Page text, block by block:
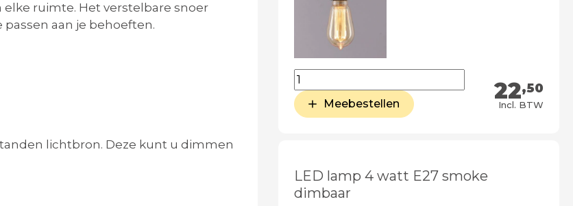
ruimte. Het verstelbare snoer
aan je behoeften.
lichtbron. Deze kunt u dimmen
22,50
Incl. BTW
Meebestellen
LED lamp 4 watt E27 smoke
dimbaar